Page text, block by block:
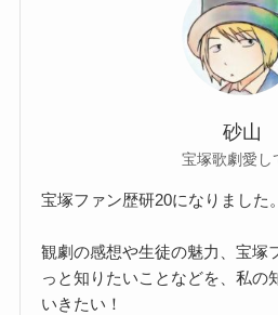
砂山
宝塚歌劇愛し
宝塚ファン歴研20になりました。
観劇の感想や生徒の魅力、宝塚
っと知りたいことなどを、私の
いきたい！